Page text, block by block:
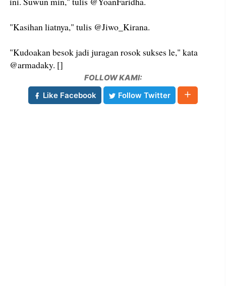
"Kasihan liatnya," tulis @Jiwo_Kirana.
"Kudoakan besok jadi juragan rosok sukses le," kata
@armadaky. []
FOLLOW KAMI:
Like Facebook
Follow Twitter